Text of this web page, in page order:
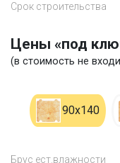
Срок строительства
Цены «под
(в стоимость не
90х140
Брус ест.влажности